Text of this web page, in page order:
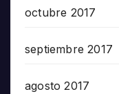
octubre 2017
septiembre 2017
agosto 2017